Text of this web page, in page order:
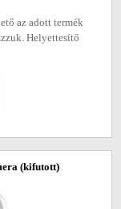
az adott termék
Helyettesítő
(kifutott)